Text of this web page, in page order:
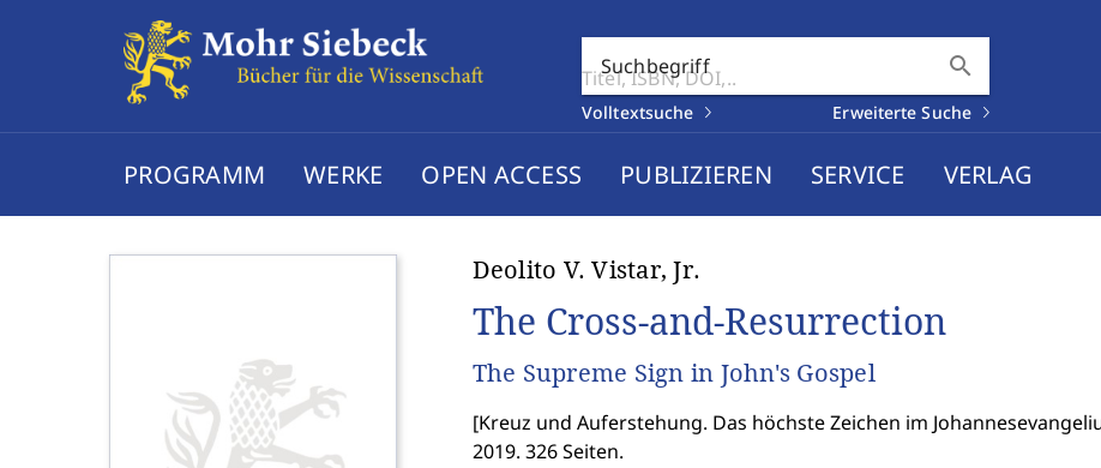
Suchbegriff search
Volltextsuche Erweiterte Suche
PROGRAMM WERKE OPEN ACCESS PUBLIZIEREN SERVICE VERLAG
Deolito V. Vistar, Jr.
The Cross-and-Resurrection
The Supreme Sign in John's Gospel
[Kreuz und Auferstehung. Das höchste Zeichen im
2019. 326 Seiten.